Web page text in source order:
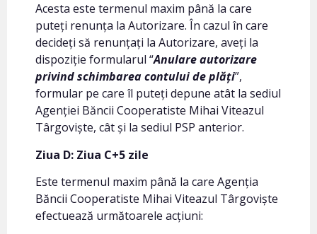
Acesta este termenul maxim până la care
puteți renunța la Autorizare. În cazul în care
decideți să renunțați la Autorizare, aveți la
dispoziție formularul “Anulare autorizare
privind schimbarea contului de plăți”,
formular pe care îl puteți depune atât la sediul
Agenției Băncii Cooperatiste Mihai Viteazul
Târgoviște, cât și la sediul PSP anterior.
Ziua D: Ziua C+5 zile
Este termenul maxim până la care Agenția
Băncii Cooperatiste Mihai Viteazul Târgoviște
efectuează următoarele acțiuni: